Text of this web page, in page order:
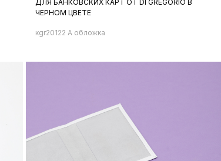
ДЛЯ БАНКОВСКИХ КАРТ ОТ DI GREGORIO В
ЧЕРНОМ ЦВЕТЕ
кgr20122 A обложка